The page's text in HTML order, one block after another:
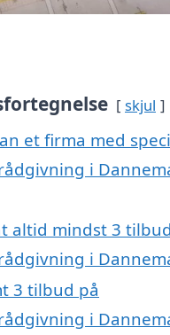
skjul
et firma med
i
altid mindst 3
i
3 tilbud på
i